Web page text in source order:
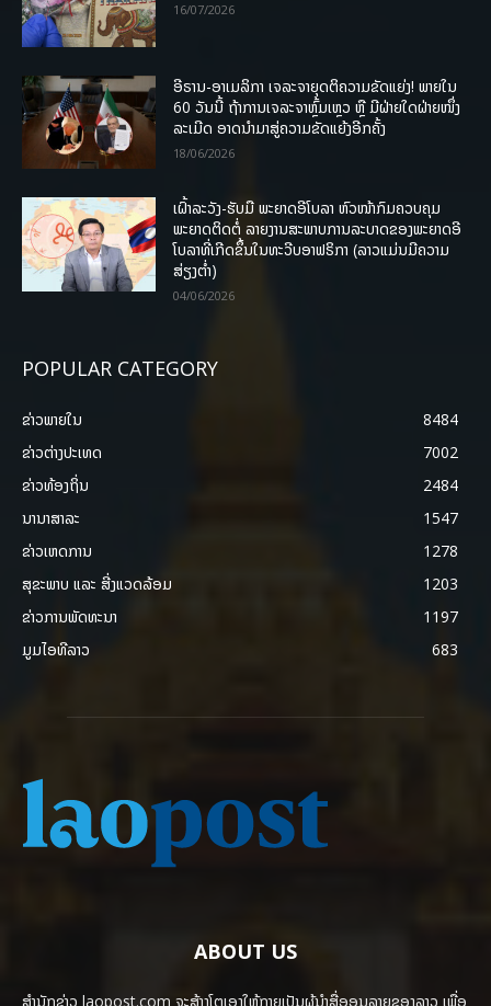
16/07/2026
ອີຣານ-ອາເມລິກາ ເຈລະຈາຍຸດຕິຄວາມຂັດແຍ່ງ! ພາຍໃນ
60 ວັນນີ້ ຖ້າການເຈລະຈາຫຼົ້ມເຫຼວ ຫຼື ມີຝ່າຍໃດຝ່າຍໜຶ່ງ
ລະເມີດ ອາດນໍາມາສູ່ຄວາມຂັດແຍ້ງອີກຄັ້ງ
18/06/2026
ເຝົ້າລະວັງ-ຮັບມື ພະຍາດອີໂບລາ ຫົວໜ້າກົມຄວບຄຸມ
ພະຍາດຕິດຕໍ່ ລາຍງານສະພາບການລະບາດຂອງພະຍາດອີ
ໂບລາທີ່ເກີດຂຶ້ນໃນທະວີບອາຟຣິກາ (ລາວແມ່ນມີຄວາມ
ສ່ຽງຕໍ່າ)
04/06/2026
POPULAR CATEGORY
ຂ່າວພາຍ​ໃນ
8484
ຂ່າວຕ່າງປະເທດ
7002
ຂ່າວທ້ອງຖິ່ນ
2484
ນານາສາລະ
1547
ຂ່າວເຫດການ
1278
ສຸຂະພາບ ແລະ ສີ່ງແວດລ້ອມ
1203
ຂ່າວການພັດທະນາ
1197
ມູມໄອທີລາວ
683
ABOUT US
ສຳນັກຂ່າວ laopost.com ຈະສ້າງໂຕເອງໃຫ້ກາຍເປັນຜູ້ນຳສື່ອອນລາຍຂອງລາວ ເພື່ອ